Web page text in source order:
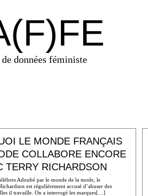
de données féministe
LE MONDE FRANÇAIS
COLLABORE ENCORE
TERRY RICHARDSON
Adoubé par le monde de la mode, le
est régulièrement accusé d’abuser des
il travaille. On a interrogé les marques[…]